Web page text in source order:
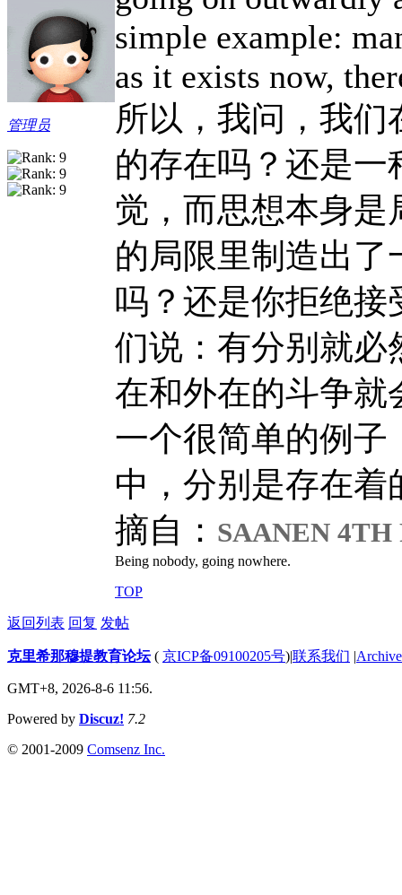
管理员
simple example:
as it exists now,
所以，我问，我
的存在吗？还是
觉，而思想本身
的局限里制造出
吗？还是你拒绝接
们说：有分别就必
在和外在的斗争就
一个很简单的例子
中，分别是存在
摘自： SAANEN
Being nobody, going nowhere.
TOP
返回列表 回复 发帖
克里希那穆提教育论坛( 京ICP备09100205号)|联系我们 |
GMT+8, 2026-8-6 11:56.
Powered by Discuz! 7.2
© 2001-2009 Comsenz Inc.